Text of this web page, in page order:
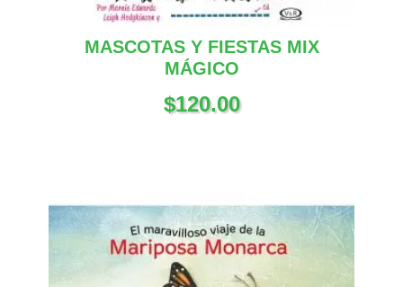
MASCOTAS Y FIESTAS MIX
MÁGICO
$120.00